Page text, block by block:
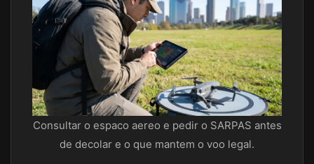
Consultar o espaco aereo e pedir o SARPAS antes
de decolar e o que mantem o voo legal.